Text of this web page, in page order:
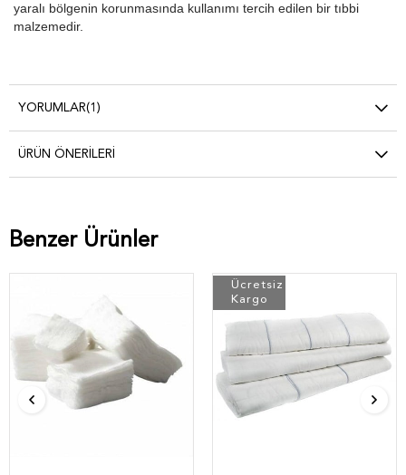
yaralı bölgenin korunmasında kullanımı tercih edilen bir tıbbi
malzemedir.
YORUMLAR(1)
ÜRÜN ÖNERILERI
Benzer Ürünler
Ücretsiz
Kargo